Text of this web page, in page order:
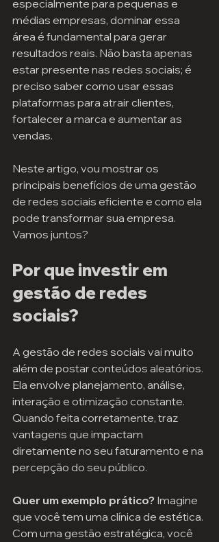
especialmente para pequenas e
médias empresas, dominar essa
área é fundamental para gerar
resultados reais. Não basta apenas
estar presente nas redes sociais; é
preciso saber como usar essas
plataformas para atrair clientes,
fortalecer a marca e aumentar as
vendas.
Neste artigo, vou mostrar os
principais benefícios de uma gestão
de redes sociais eficiente e como ela
pode transformar sua empresa.
Vamos juntos?
Por que investir em
gestão de redes
sociais?
A gestão de redes sociais vai muito
além de postar conteúdos aleatórios.
Ela envolve planejamento, análise,
interação e otimização constante.
Quando feita corretamente, traz
vantagens que impactam
diretamente no seu faturamento e na
percepção do seu público.
Quer um exemplo prático? Imagine
que você tem uma clínica de estética.
Com uma gestão estratégica, você